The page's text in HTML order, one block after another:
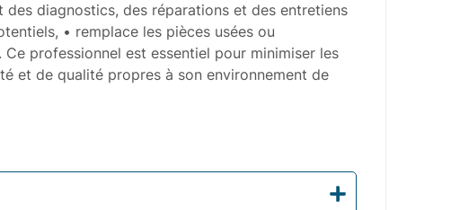
des diagnostics, des réparations et des entretiens
• remplace les pièces usées ou
professionnel est essentiel pour minimiser les
et de qualité propres à son environnement de